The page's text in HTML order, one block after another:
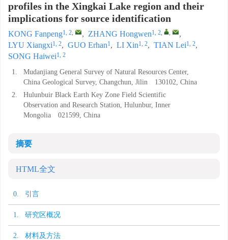
profiles in the Xingkai Lake region and their
implications for source identification
KONG Fanpeng1, 2, , ZHANG Hongwen1, 2, ,
,
LYU Xiangxi1, 2, GUO Erhan1, LI Xin1, 2, TIAN Lei1, 2,
SONG Haiwei1, 2
1.
Mudanjiang General Survey of Natural Resources Center,
China Geological Survey, Changchun, Jilin 130102, China
2.
Hulunbuir Black Earth Key Zone Field Scientific
Observation and Research Station, Hulunbur, Inner
Mongolia 021599, China
摘要
HTML全文
0. 引言
1. 研究区概况
2. 材料及方法